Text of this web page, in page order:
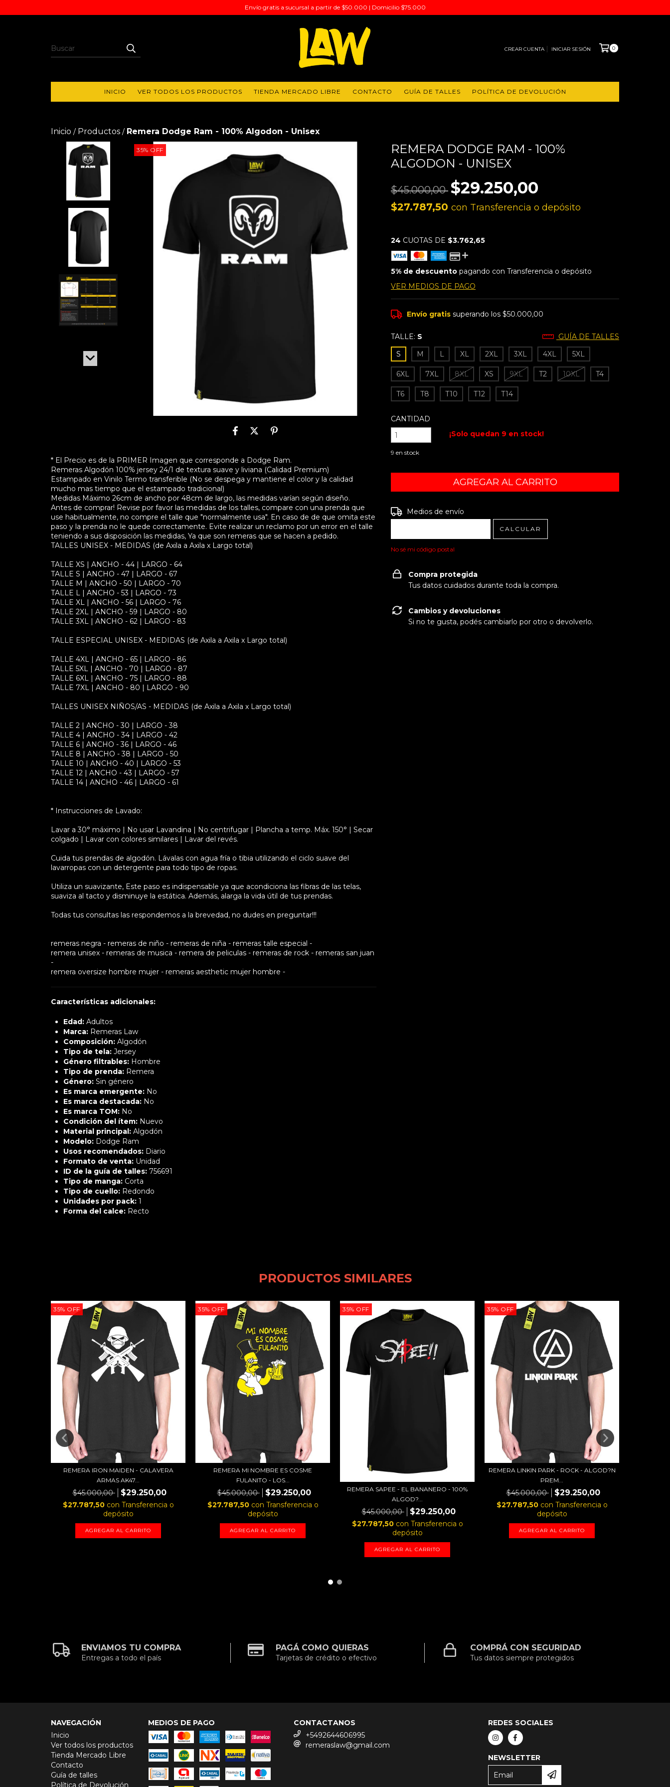
Envío gratis a sucursal a partir de $50.000 | Domicilio $75.000
CREAR CUENTA INICIAR SESIÓN 0
INICIO VER TODOS LOS PRODUCTOS TIENDA MERCADO LIBRE CONTACTO GUÍA DE TALLES POLÍTICA DE DEVOLUCIÓN
Inicio / Productos / Remera Dodge Ram - 100% Algodon - Unisex
35% OFF
* El Precio es de la PRIMER Imagen que corresponde a Dodge Ram.
Remeras Algodón 100% jersey 24/1 de textura suave y liviana (Calidad Premium)
Estampado en Vinilo Termo transferible (No se despega y mantiene el color y la calidad
mucho mas tiempo que el estampado tradicional)
Medidas Máximo 26cm de ancho por 48cm de largo, las medidas varían según diseño.
Antes de comprar! Revise por favor las medidas de los talles, compare con una prenda que
use habitualmente, no compre el talle que "normalmente usa". En caso de de que omita este
paso y la prenda no le quede correctamente. Evite realizar un reclamo por un error en el talle
teniendo a sus disposición las medidas, Ya que son remeras que se hacen a pedido.
TALLES UNISEX - MEDIDAS (de Axila a Axila x Largo total)
TALLE XS | ANCHO - 44 | LARGO - 64
TALLE S | ANCHO - 47 | LARGO - 67
TALLE M | ANCHO - 50 | LARGO - 70
TALLE L | ANCHO - 53 | LARGO - 73
TALLE XL | ANCHO - 56 | LARGO - 76
TALLE 2XL | ANCHO - 59 | LARGO - 80
TALLE 3XL | ANCHO - 62 | LARGO - 83
TALLE ESPECIAL UNISEX - MEDIDAS (de Axila a Axila x Largo total)
TALLE 4XL | ANCHO - 65 | LARGO - 86
TALLE 5XL | ANCHO - 70 | LARGO - 87
TALLE 6XL | ANCHO - 75 | LARGO - 88
TALLE 7XL | ANCHO - 80 | LARGO - 90
TALLES UNISEX NIÑOS/AS - MEDIDAS (de Axila a Axila x Largo total)
TALLE 2 | ANCHO - 30 | LARGO - 38
TALLE 4 | ANCHO - 34 | LARGO - 42
TALLE 6 | ANCHO - 36 | LARGO - 46
TALLE 8 | ANCHO - 38 | LARGO - 50
TALLE 10 | ANCHO - 40 | LARGO - 53
TALLE 12 | ANCHO - 43 | LARGO - 57
TALLE 14 | ANCHO - 46 | LARGO - 61
* Instrucciones de Lavado:
Lavar a 30° máximo | No usar Lavandina | No centrifugar | Plancha a temp. Máx. 150° | Secar
colgado | Lavar con colores similares | Lavar del revés.
Cuida tus prendas de algodón. Lávalas con agua fría o tibia utilizando el ciclo suave del
lavarropas con un detergente para todo tipo de ropas.
Utiliza un suavizante, Este paso es indispensable ya que acondiciona las fibras de las telas,
suaviza al tacto y disminuye la estática. Además, alarga la vida útil de tus prendas.
Todas tus consultas las respondemos a la brevedad, no dudes en preguntar!!!
remeras negra - remeras de niño - remeras de niña - remeras talle especial -
remera unisex - remeras de musica - remera de peliculas - remeras de rock - remeras san juan
-
remera oversize hombre mujer - remeras aesthetic mujer hombre -
Características adicionales:
Edad: Adultos
Marca: Remeras Law
Composición: Algodón
Tipo de tela: Jersey
Género filtrables: Hombre
Tipo de prenda: Remera
Género: Sin género
Es marca emergente: No
Es marca destacada: No
Es marca TOM: No
Condición del ítem: Nuevo
Material principal: Algodón
Modelo: Dodge Ram
Usos recomendados: Diario
Formato de venta: Unidad
ID de la guía de talles: 756691
Tipo de manga: Corta
Tipo de cuello: Redondo
Unidades por pack: 1
Forma del calce: Recto
REMERA DODGE RAM - 100%
ALGODON - UNISEX
$45.000,00 $29.250,00
$27.787,50con Transferencia o depósito
24 CUOTAS DE $3.762,65
5% de descuento pagando con Transferencia o depósito
VER MEDIOS DE PAGO
Envío gratis superando los$50.000,00
TALLE: S
GUÍA DE TALLES
S
M L XL 2XL 3XL 4XL 5XL
6XL 7XL 8XL XS 9XL T2 10XL T4
T6 T8 T10 T12 T14
CANTIDAD
9 en stock
¡Solo quedan 9 en stock!
Entregas para el CP:
Medios de envío
CALCULAR
No sé mi código postal
Compra protegida
Tus datos cuidados durante toda la compra.
Cambios y devoluciones
Si no te gusta, podés cambiarlo por otro o devolverlo.
PRODUCTOS SIMILARES
35% OFF
REMERA IRON MAIDEN - CALAVERA
ARMAS AK47...
$45.000,00 $29.250,00
$27.787,50 con Transferencia o
depósito
AGREGAR AL CARRITO
35% OFF
REMERA MI NOMBRE ES COSME
FULANITO - LOS...
$45.000,00 $29.250,00
$27.787,50 con Transferencia o
depósito
AGREGAR AL CARRITO
35% OFF
REMERA SAPEE - EL BANANERO - 100%
ALGOD?...
$45.000,00 $29.250,00
$27.787,50 con Transferencia o
depósito
AGREGAR AL CARRITO
35% OFF
REMERA LINKIN PARK - ROCK - ALGOD?N
PREM...
$45.000,00 $29.250,00
$27.787,50 con Transferencia o
depósito
AGREGAR AL CARRITO
ENVIAMOS TU COMPRA
Entregas a todo el país
PAGÁ COMO QUIERAS
Tarjetas de crédito o efectivo
COMPRÁ CON SEGURIDAD
Tus datos siempre protegidos
NAVEGACIÓN
Inicio
Ver todos los productos
Tienda Mercado Libre
Contacto
Guía de talles
Política de Devolución
MEDIOS DE PAGO
CONTACTANOS
+5492644606995
remeraslaw@gmail.com
REDES SOCIALES
NEWSLETTER